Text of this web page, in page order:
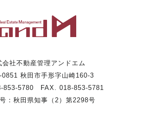
会社不動産管理アンドエム
0851 秋田市手形字山崎160-3
853-5780 FAX. 018-853-5781
：秋田県知事（2）第2298号